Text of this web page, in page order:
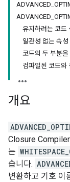
유지하려는 코드
일관성 없는 속성
코드의 두 부분을
컴파일된 코드와
개요
Closure
는
습니다.
변환하고 기호 이